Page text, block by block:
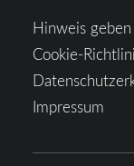
Hinweis geben
Cookie-
Impressum